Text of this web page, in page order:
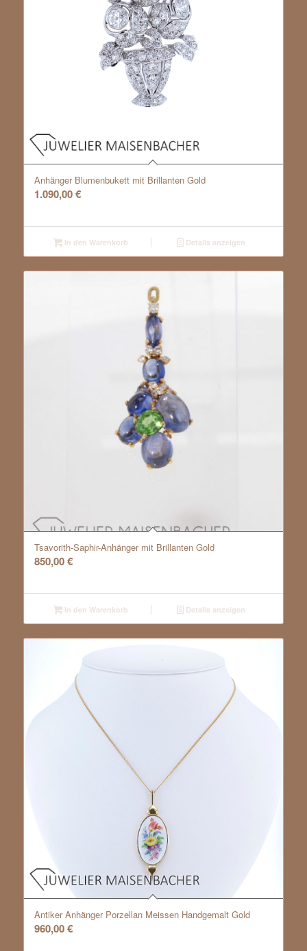
Anhänger Blumenbukett mit Brillanten Gold
1.090,00€
In den Warenkorb Details anzeigen
Tsavorith-Saphir-Anhänger mit Brillanten Gold
850,00€
In den Warenkorb Details anzeigen
Antiker Anhänger Porzellan Meissen Handgemalt Gold
960,00€